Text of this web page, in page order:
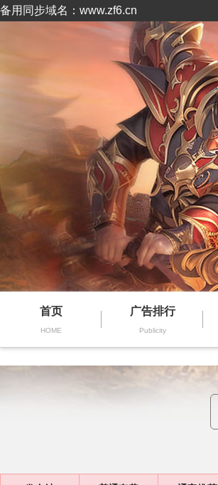
备用同步域名：www.zf6.cn
首页
HOME
广告排行
Publicity